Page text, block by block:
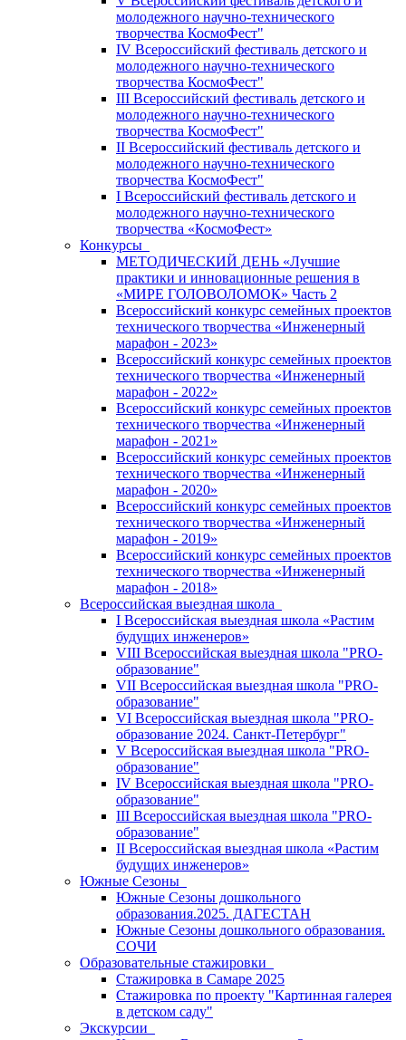
молодежного научно-технического
творчества КосмоФест"
IV Всероссийский фестиваль детского и
молодежного научно-технического
творчества КосмоФест"
III Всероссийский фестиваль детского и
молодежного научно-технического
творчества КосмоФест"
II Всероссийский фестиваль детского и
молодежного научно-технического
творчества КосмоФест"
I Всероссийский фестиваль детского и
молодежного научно-технического
творчества «КосмоФест»
Конкурсы
МЕТОДИЧЕСКИЙ ДЕНЬ «Лучшие
практики и инновационные решения в
«МИРЕ ГОЛОВОЛОМОК» Часть 2
Всероссийский конкурс семейных проектов
технического творчества «Инженерный
марафон - 2023»
Всероссийский конкурс семейных проектов
технического творчества «Инженерный
марафон - 2022»
Всероссийский конкурс семейных проектов
технического творчества «Инженерный
марафон - 2021»
Всероссийский конкурс семейных проектов
технического творчества «Инженерный
марафон - 2020»
Всероссийский конкурс семейных проектов
технического творчества «Инженерный
марафон - 2019»
Всероссийский конкурс семейных проектов
технического творчества «Инженерный
марафон - 2018»
Всероссийская выездная школа
I Всероссийская выездная школа «Растим
будущих инженеров»
VIII Всероссийская выездная школа "PRO-
образование"
VII Всероссийская выездная школа "PRO-
образование"
VI Всероссийская выездная школа "PRO-
образование 2024. Санкт-Петербург"
V Всероссийская выездная школа "PRO-
образование"
IV Всероссийская выездная школа "PRO-
образование"
III Всероссийская выездная школа "PRO-
образование"
II Всероссийская выездная школа «Растим
будущих инженеров»
Южные Сезоны
Южные Сезоны дошкольного
образования.2025. ДАГЕСТАН
Южные Сезоны дошкольного образования.
СОЧИ
Образовательные стажировки
Стажировка в Самаре 2025
Стажировка по проекту "Картинная галерея
в детском саду"
Экскурсии